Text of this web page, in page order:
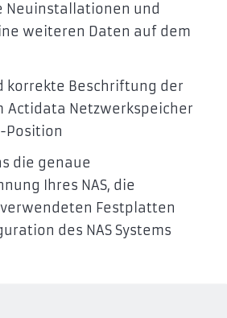
Neuinstallationen und
weiteren Daten auf dem
korrekte Beschriftung der
Actidata Netzwerkspeicher
Position
die genaue
Ihres NAS, die
Festplatten
des NAS Systems